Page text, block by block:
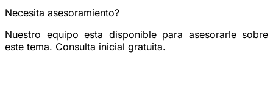
Necesita asesoramiento?
Nuestro equipo esta disponible para asesorarle sobre
este tema. Consulta inicial gratuita.